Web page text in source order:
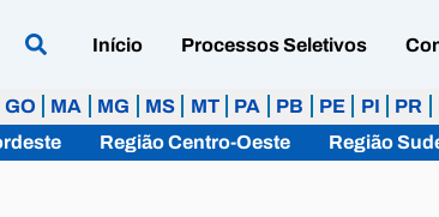
Início Processos Seletivos
GO MA MG MS MT PA PB PE PI PR
Região Centro-Oeste Região